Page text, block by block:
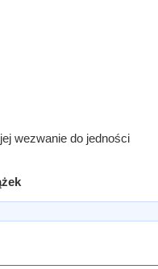
wezwanie do jedności